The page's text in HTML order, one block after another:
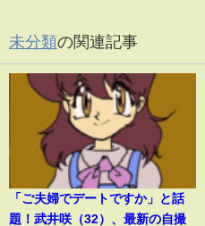
未分類の関連記事
「ご夫婦でデートですか」と話
題！武井咲（32）、最新の自撮